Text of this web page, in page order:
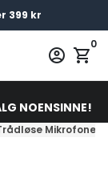
399 kr
account_circle shopping_cart
0
NOENSINNE!
Mikrofoner